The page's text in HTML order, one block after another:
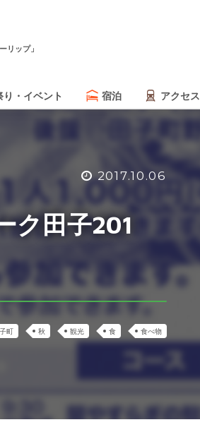
リップ」
り・イベント 宿泊 アクセス
2017.10.06
ク田子201
町 秋 観光 食 食べ物